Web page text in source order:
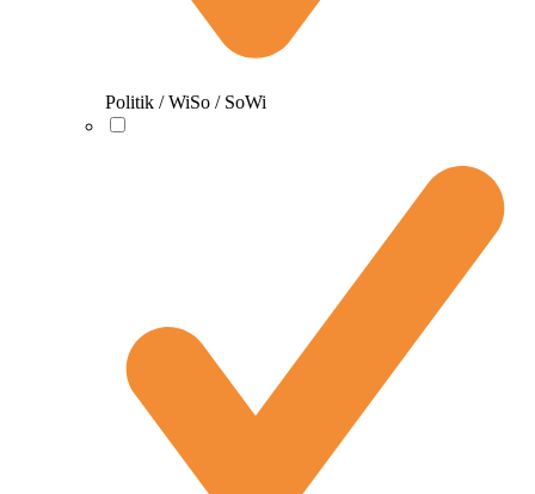
Politik / WiSo / SoWi